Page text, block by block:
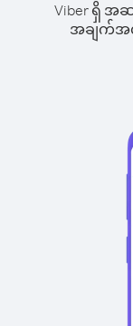
Viber ရှိ
အချက်အလ